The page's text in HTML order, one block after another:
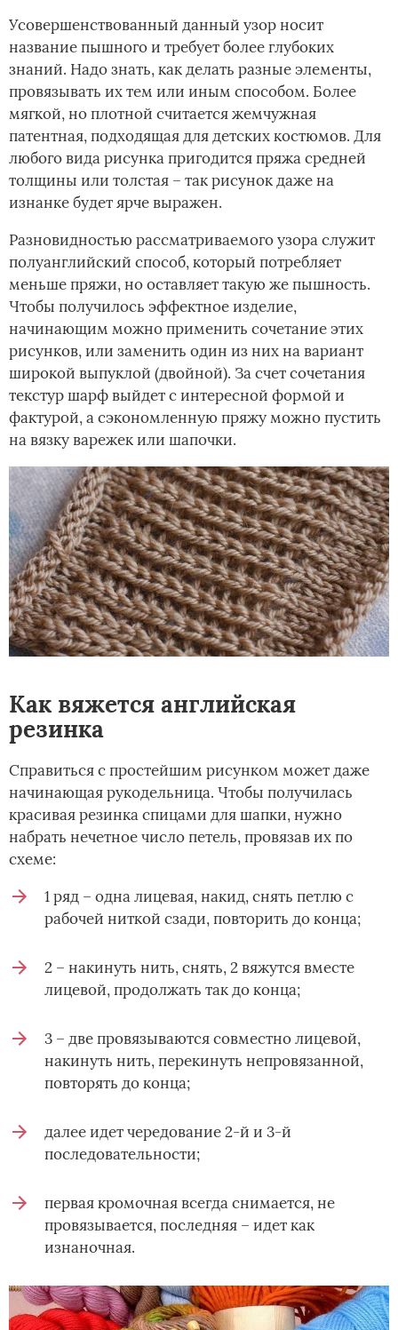
Усовершенствованный данный узор носит
название пышного и требует более глубоких
знаний. Надо знать, как делать разные элементы,
провязывать их тем или иным способом. Более
мягкой, но плотной считается жемчужная
патентная, подходящая для детских костюмов. Для
любого вида рисунка пригодится пряжа средней
толщины или толстая – так рисунок даже на
изнанке будет ярче выражен.
Разновидностью рассматриваемого узора служит
полуанглийский способ, который потребляет
меньше пряжи, но оставляет такую же пышность.
Чтобы получилось эффектное изделие,
начинающим можно применить сочетание этих
рисунков, или заменить один из них на вариант
широкой выпуклой (двойной). За счет сочетания
текстур шарф выйдет с интересной формой и
фактурой, а сэкономленную пряжу можно пустить
на вязку варежек или шапочки.
Как вяжется английская
резинка
Справиться с простейшим рисунком может даже
начинающая рукодельница. Чтобы получилась
красивая резинка спицами для шапки, нужно
набрать нечетное число петель, провязав их по
схеме:
1 ряд – одна лицевая, накид, снять петлю с
рабочей ниткой сзади, повторить до конца;
2 – накинуть нить, снять, 2 вяжутся вместе
лицевой, продолжать так до конца;
3 – две провязываются совместно лицевой,
накинуть нить, перекинуть непровязанной,
повторять до конца;
далее идет чередование 2-й и 3-й
последовательности;
первая кромочная всегда снимается, не
провязывается, последняя – идет как
изнаночная.